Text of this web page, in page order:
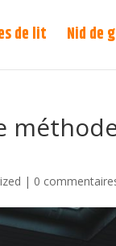
de lit Nid de
| 0